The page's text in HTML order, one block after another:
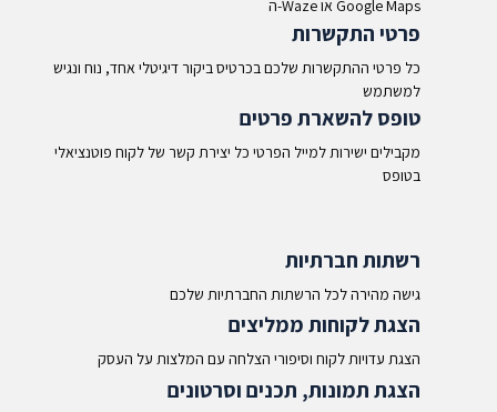
ה-Waze או Google Maps​
פרטי התקשרות
כל פרטי ההתקשרות שלכם בכרטיס ביקור דיגיטלי אחד, נוח ונגיש
למשתמש
טופס להשארת פרטים
מקבילים ישירות למייל הפרטי כל יצירת קשר של לקוח פוטנציאלי
בטופס
רשתות חברתיות
גישה מהירה לכל הרשתות החברתיות שלכם
הצגת לקוחות ממליצים
הצגת עדויות לקוח וסיפורי הצלחה עם המלצות על העסק
הצגת תמונות, תכנים וסרטונים